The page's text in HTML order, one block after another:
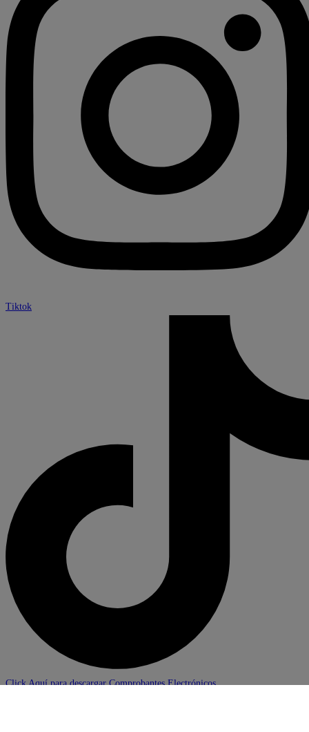
Tiktok
Click Aquí para descargar Comprobantes Electrónicos